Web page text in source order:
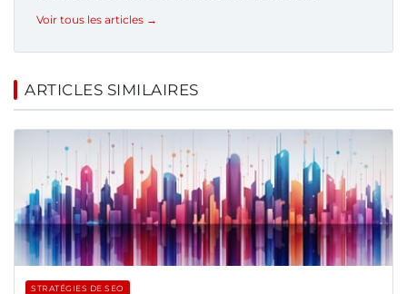
Voir tous les articles →
ARTICLES SIMILAIRES
STRATÉGIES DE SEO